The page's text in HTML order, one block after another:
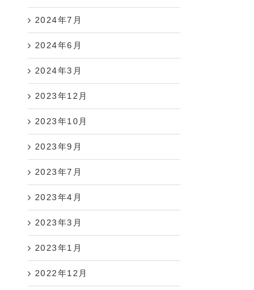
2024年7月
2024年6月
2024年3月
2023年12月
2023年10月
2023年9月
2023年7月
2023年4月
2023年3月
2023年1月
2022年12月